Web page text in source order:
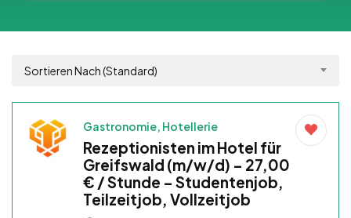
Sortieren Nach (Standard)
Gastronomie, Hotellerie
Rezeptionisten im Hotel für
Greifswald (m/w/d) – 27,00
€ / Stunde – Studentenjob,
Teilzeitjob, Vollzeitjob